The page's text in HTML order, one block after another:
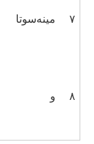
۷ مینه‌سوتا
۸ و